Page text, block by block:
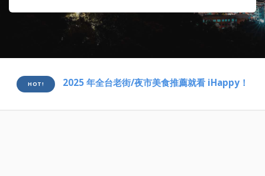
HOT! 2025 年全台老街/夜市美食推薦就看 iHappy！